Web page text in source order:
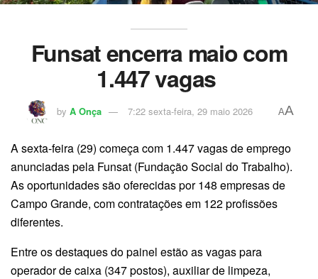
Funsat encerra maio com
1.447 vagas
by A Onça 7:22 sexta-feira, 29 maio 2026 AA
A sexta-feira (29) começa com 1.447 vagas de emprego
anunciadas pela Funsat (Fundação Social do Trabalho).
As oportunidades são oferecidas por 148 empresas de
Campo Grande, com contratações em 122 profissões
diferentes.
Entre os destaques do painel estão as vagas para
operador de caixa (347 postos), auxiliar de limpeza,